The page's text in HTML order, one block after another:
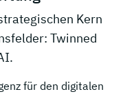
Kern
Twinned
für den digitalen